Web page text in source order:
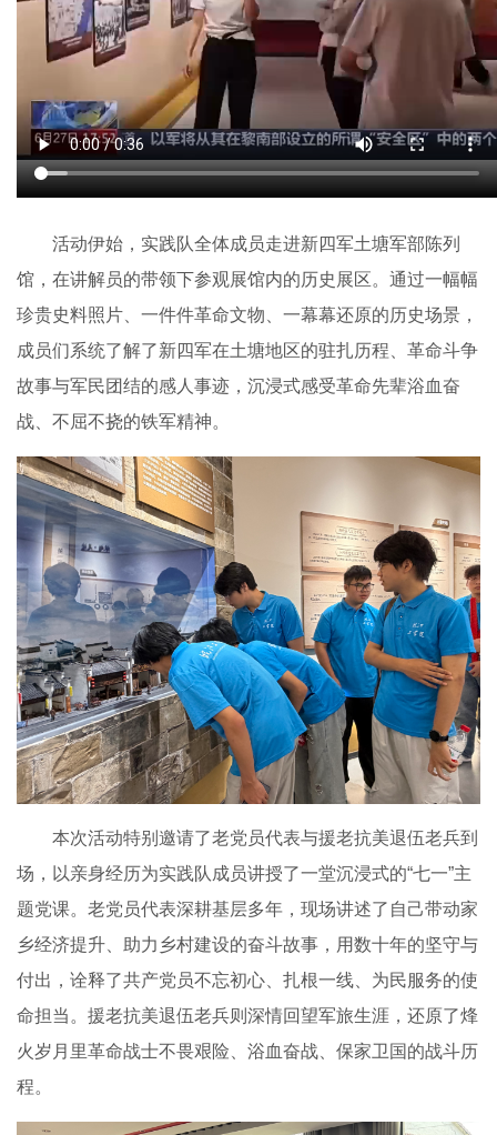
活动伊始，实践队全体成员走进新四军土塘军部陈列
馆，在讲解员的带领下参观展馆内的历史展区。通过一幅幅
珍贵史料照片、一件件革命文物、一幕幕还原的历史场景，
成员们系统了解了新四军在土塘地区的驻扎历程、革命斗争
故事与军民团结的感人事迹，沉浸式感受革命先辈浴血奋
战、不屈不挠的铁军精神。
本次活动特别邀请了老党员代表与援老抗美退伍老兵到
场，以亲身经历为实践队成员讲授了一堂沉浸式的“七一”主
题党课。老党员代表深耕基层多年，现场讲述了自己带动家
乡经济提升、助力乡村建设的奋斗故事，用数十年的坚守与
付出，诠释了共产党员不忘初心、扎根一线、为民服务的使
命担当。援老抗美退伍老兵则深情回望军旅生涯，还原了烽
火岁月里革命战士不畏艰险、浴血奋战、保家卫国的战斗历
程。